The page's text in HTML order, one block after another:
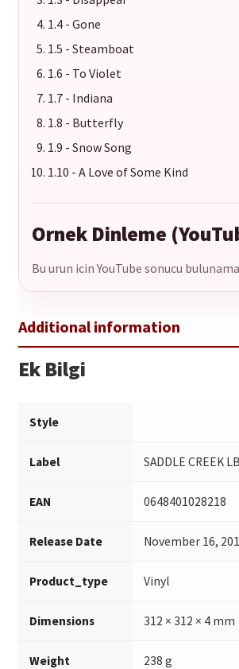
1.4 - Gone
1.5 - Steamboat
1.6 - To Violet
1.7 - Indiana
1.8 - Butterfly
1.9 - Snow Song
1.10 - A Love of Some Kind
Ornek Dinleme
Bu urun icin YouTube sonucu
Ek Bilgi
Style
Label SADDLE CREEK
EAN 0648401028218
Release Date November 16,
Product_type Vinyl
Dimensions 312 × 312 × 4
Weight 238 g